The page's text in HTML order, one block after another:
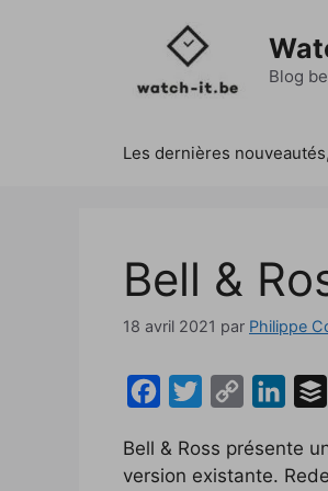
Blog
Les dernières
Bell &
18 avril 2021 par Philippe
c
i
p
n
Bell & Ross présente
version existante.